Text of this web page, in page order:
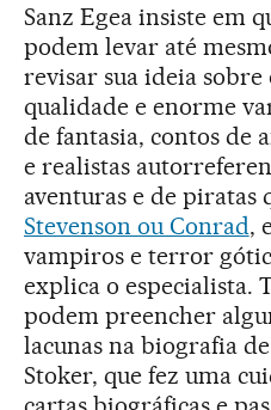
Sanz Egea insiste em
podem levar até
revisar sua ideia sobre
qualidade e enorme
de fantasia, contos de
e realistas
aventuras e de piratas
Stevenson ou Conrad,
vampiros e terror
explica o especialista.
podem preencher
lacunas na biografia
Stoker, que fez uma